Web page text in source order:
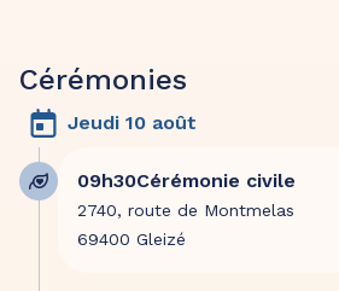
Cérémonies
Jeudi 10 août
09h30Cérémonie civile
2740, route de Montmelas
69400 Gleizé